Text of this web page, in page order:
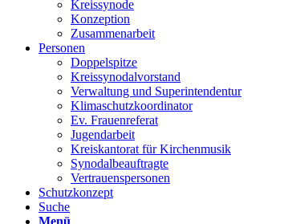
Kreissynode
Konzeption
Zusammenarbeit
Personen
Doppelspitze
Kreissynodalvorstand
Verwaltung und Superintendentur
Klimaschutzkoordinator
Ev. Frauenreferat
Jugendarbeit
Kreiskantorat für Kirchenmusik
Synodalbeauftragte
Vertrauenspersonen
Schutzkonzept
Suche
Menü